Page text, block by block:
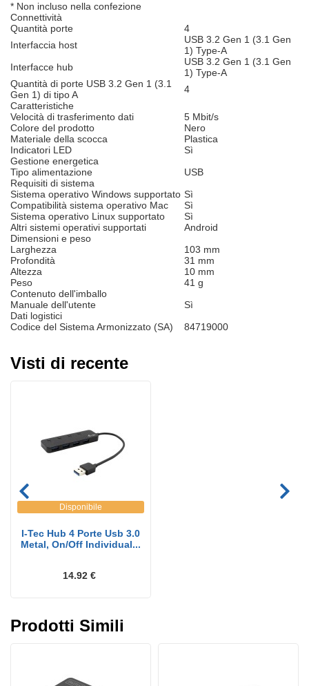
* Non incluso nella confezione
Connettività
Quantità porte
4
Interfaccia host
USB 3.2 Gen 1 (3.1 Gen
1) Type-A
Interfacce hub
USB 3.2 Gen 1 (3.1 Gen
1) Type-A
Quantità di porte USB 3.2 Gen 1 (3.1
Gen 1) di tipo A
4
Caratteristiche
Velocità di trasferimento dati
5 Mbit/s
Colore del prodotto
Nero
Materiale della scocca
Plastica
Indicatori LED
Sì
Gestione energetica
Tipo alimentazione
USB
Requisiti di sistema
Sistema operativo Windows supportato Sì
Compatibilità sistema operativo Mac
Sì
Sistema operativo Linux supportato
Sì
Altri sistemi operativi supportati
Android
Dimensioni e peso
Larghezza
103 mm
Profondità
31 mm
Altezza
10 mm
Peso
41 g
Contenuto dell'imballo
Manuale dell'utente
Sì
Dati logistici
Codice del Sistema Armonizzato (SA)
84719000
Visti di recente
Disponibile
I-Tec Hub 4 Porte Usb 3.0
Metal, On/Off Individual...
14.92 €
Prodotti Simili